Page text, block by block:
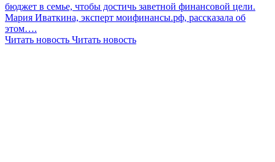
бюджет в семье, чтобы достичь заветной финансовой цели.
Мария Иваткина, эксперт моифинансы.рф, рассказала об
этом….
Читать новость Читать новость